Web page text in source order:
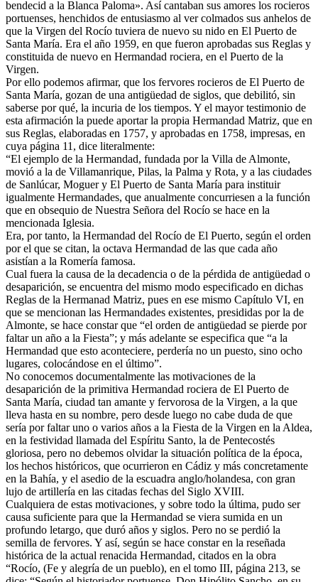
bendecid a la Blanca Paloma». Así cantaban sus amores los rocieros
portuenses, henchidos de entusiasmo al ver colmados sus anhelos de
que la Virgen del Rocío tuviera de nuevo su nido en El Puerto de
Santa María. Era el año 1959, en que fueron aprobadas sus Reglas y
constituida de nuevo en Hermandad rociera, en el Puerto de la
Virgen.
Por ello podemos afirmar, que los fervores rocieros de El Puerto de
Santa María, gozan de una antigüedad de siglos, que debilitó, sin
saberse por qué, la incuria de los tiempos. Y el mayor testimonio de
esta afirmación la puede aportar la propia Hermandad Matriz, que en
sus Reglas, elaboradas en 1757, y aprobadas en 1758, impresas, en
cuya página 11, dice literalmente:
“El ejemplo de la Hermandad, fundada por la Villa de Almonte,
movió a la de Villamanrique, Pilas, la Palma y Rota, y a las ciudades
de Sanlúcar, Moguer y El Puerto de Santa María para instituir
igualmente Hermandades, que anualmente concurriesen a la función
que en obsequio de Nuestra Señora del Rocío se hace en la
mencionada Iglesia.
Era, por tanto, la Hermandad del Rocío de El Puerto, según el orden
por el que se citan, la octava Hermandad de las que cada año
asistían a la Romería famosa.
Cual fuera la causa de la decadencia o de la pérdida de antigüedad o
desaparición, se encuentra del mismo modo especificado en dichas
Reglas de la Hermanad Matriz, pues en ese mismo Capítulo VI, en
que se mencionan las Hermandades existentes, presididas por la de
Almonte, se hace constar que “el orden de antigüedad se pierde por
faltar un año a la Fiesta”; y más adelante se especifica que “a la
Hermandad que esto aconteciere, perdería no un puesto, sino ocho
lugares, colocándose en el último”.
No conocemos documentalmente las motivaciones de la
desaparición de la primitiva Hermandad rociera de El Puerto de
Santa María, ciudad tan amante y fervorosa de la Virgen, a la que
lleva hasta en su nombre, pero desde luego no cabe duda de que
sería por faltar uno o varios años a la Fiesta de la Virgen en la Aldea,
en la festividad llamada del Espíritu Santo, la de Pentecostés
gloriosa, pero no debemos olvidar la situación política de la época,
los hechos históricos, que ocurrieron en Cádiz y más concretamente
en la Bahía, y el asedio de la escuadra anglo/holandesa, con gran
lujo de artillería en las citadas fechas del Siglo XVIII.
Cualquiera de estas motivaciones, y sobre todo la última, pudo ser
causa suficiente para que la Hermandad se viera sumida en un
profundo letargo, que duró años y siglos. Pero no se perdió la
semilla de fervores. Y así, según se hace constar en la reseñada
histórica de la actual renacida Hermandad, citados en la obra
“Rocío, (Fe y alegría de un pueblo), en el tomo III, página 213, se